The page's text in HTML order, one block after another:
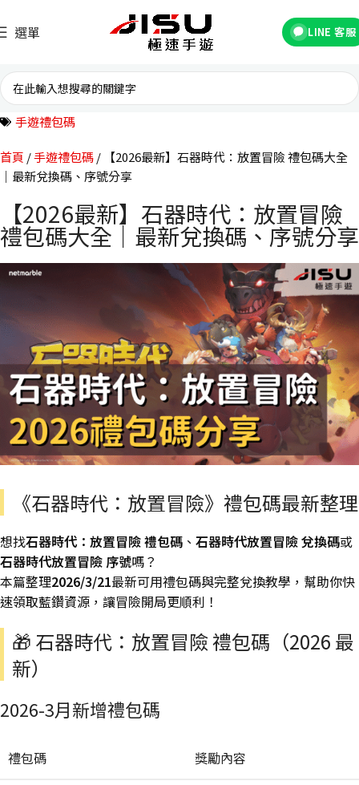
選單 LINE 客服
手遊禮包碼
首頁 手遊禮包碼
【2026最新】石器時代：放置冒險 禮包碼大全
｜最新兌換碼、序號分享
【2026最新】石器時代：放置冒險
禮包碼大全｜最新兌換碼、序號分享
《石器時代：放置冒險》禮包碼最新整理
想找石器時代：放置冒險 禮包碼 、 石器時代放置冒險 兌換碼或
石器時代放置冒險 序號嗎？
本篇整理2026/3/21最新可用禮包碼與完整兌換教學，幫助你快
速領取藍鑽資源，讓冒險開局更順利！
🎁 石器時代：放置冒險 禮包碼（2026 最
新）
2026-3月新增禮包碼
禮包碼 獎勵內容